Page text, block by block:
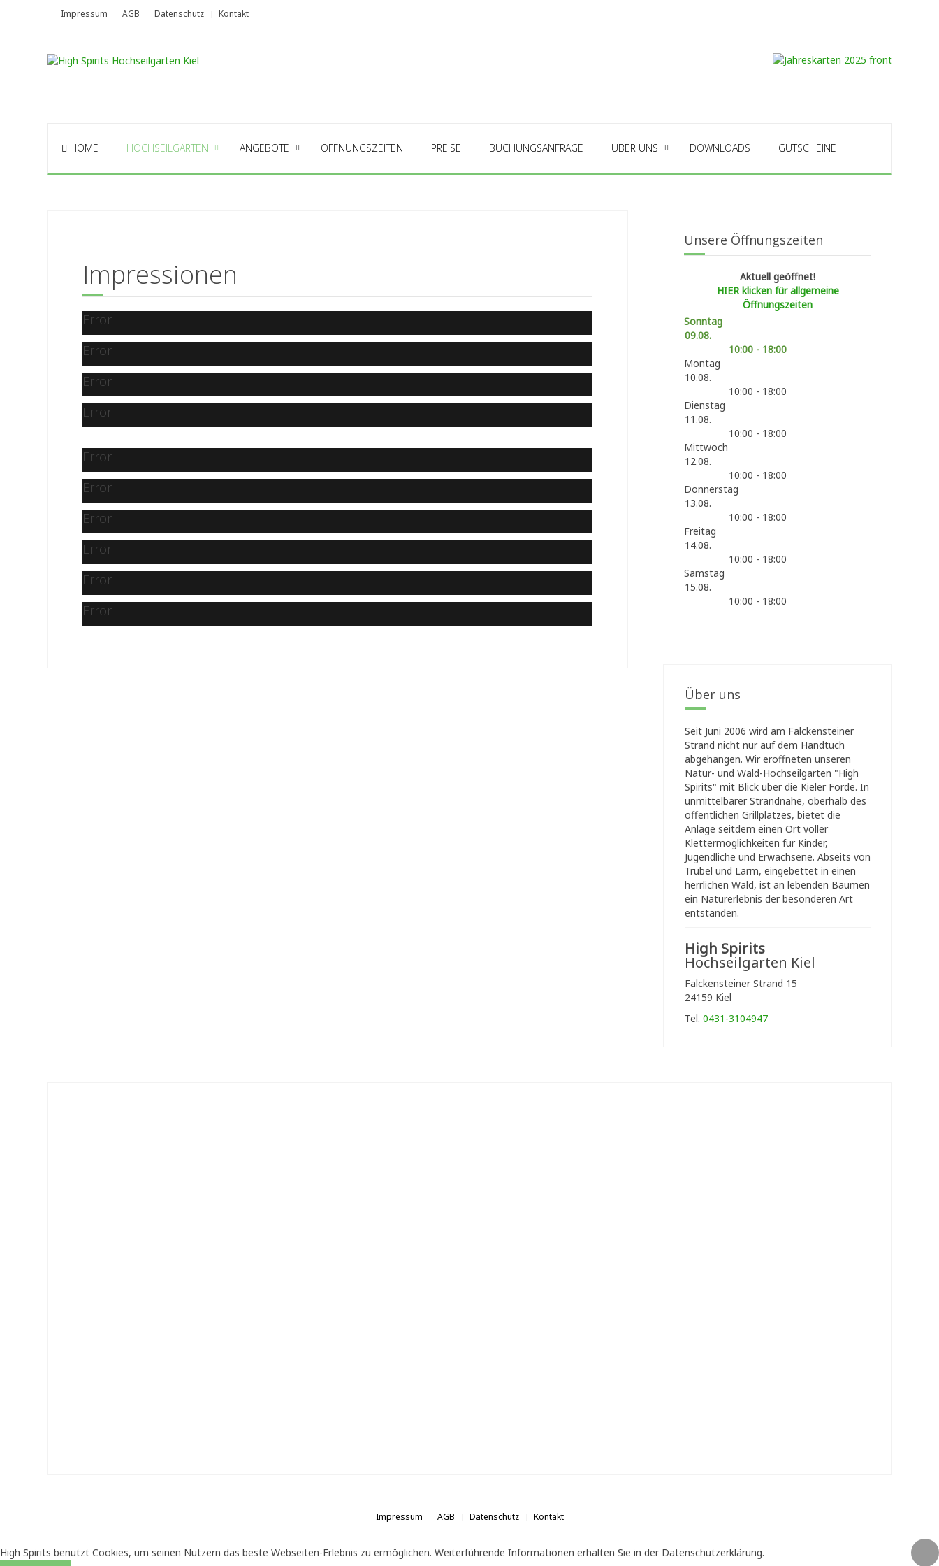
Impressum AGB Datenschutz Kontakt
HOME HOCHSEILGARTEN ANGEBOTE ÖFFNUNGSZEITEN PREISE BUCHUNGSANFRAGE ÜBER UNS DOWNLOADS GUTSCHEINE
Impressionen
Error
Error
Error
Error
Error
Error
Error
Error
Error
Error
Unsere Öffnungszeiten
Aktuell geöffnet!
HIER klicken für allgemeine
Öffnungszeiten
Sonntag
09.08.
10:00 - 18:00
Montag
10.08.
10:00 - 18:00
Dienstag
11.08.
10:00 - 18:00
Mittwoch
12.08.
10:00 - 18:00
Donnerstag
13.08.
10:00 - 18:00
Freitag
14.08.
10:00 - 18:00
Samstag
15.08.
10:00 - 18:00
Über uns
Seit Juni 2006 wird am Falckensteiner
Strand nicht nur auf dem Handtuch
abgehangen. Wir eröffneten unseren
Natur- und Wald-Hochseilgarten "High
Spirits" mit Blick über die Kieler Förde. In
unmittelbarer Strandnähe, oberhalb des
öffentlichen Grillplatzes, bietet die
Anlage seitdem einen Ort voller
Klettermöglichkeiten für Kinder,
Jugendliche und Erwachsene. Abseits von
Trubel und Lärm, eingebettet in einen
herrlichen Wald, ist an lebenden Bäumen
ein Naturerlebnis der besonderen Art
entstanden.
High Spirits
Hochseilgarten Kiel
Falckensteiner Strand 15
24159 Kiel
Tel. 0431-3104947
Impressum AGB Datenschutz Kontakt
High Spirits benutzt Cookies, um seinen Nutzern das beste Webseiten-Erlebnis zu ermöglichen. Weiterführende Informationen erhalten Sie in der Datenschutzerklärung.